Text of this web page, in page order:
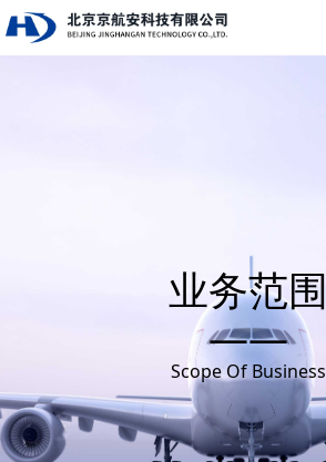
业务范围
——
Scope Of Business